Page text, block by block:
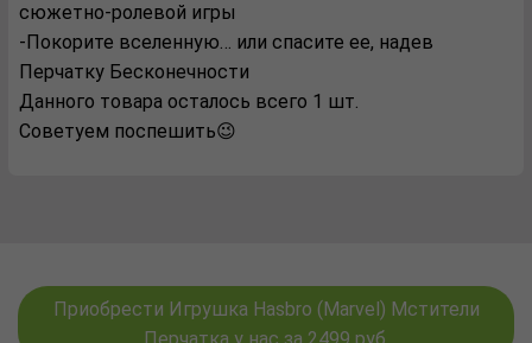
сюжетно-ролевой игры
-Покорите вселенную… или спасите ее, надев
Перчатку Бесконечности
Данного товара осталось всего 1 шт.
Советуем поспешить😉
Приобрести Игрушка Hasbro (Marvel) Мстители